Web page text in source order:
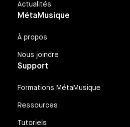
Actualités
MétaMusique
À propos
Nous joindre
Support
Formations MétaMusique
Ressources
Tutoriels